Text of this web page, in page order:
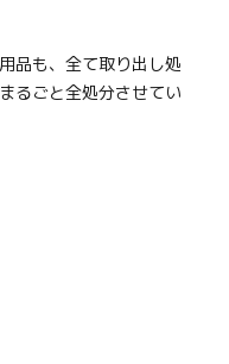
品も、全て取り出し処
るごと全処分させてい